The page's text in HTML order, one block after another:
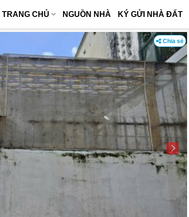
TRANG CHỦ NGUỒN NHÀ KÝ GỬI NHÀ ĐẤT
Chia sẻ